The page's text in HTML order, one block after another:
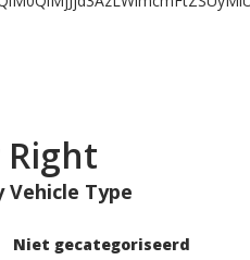
Right
Type
Niet gecategoriseerd